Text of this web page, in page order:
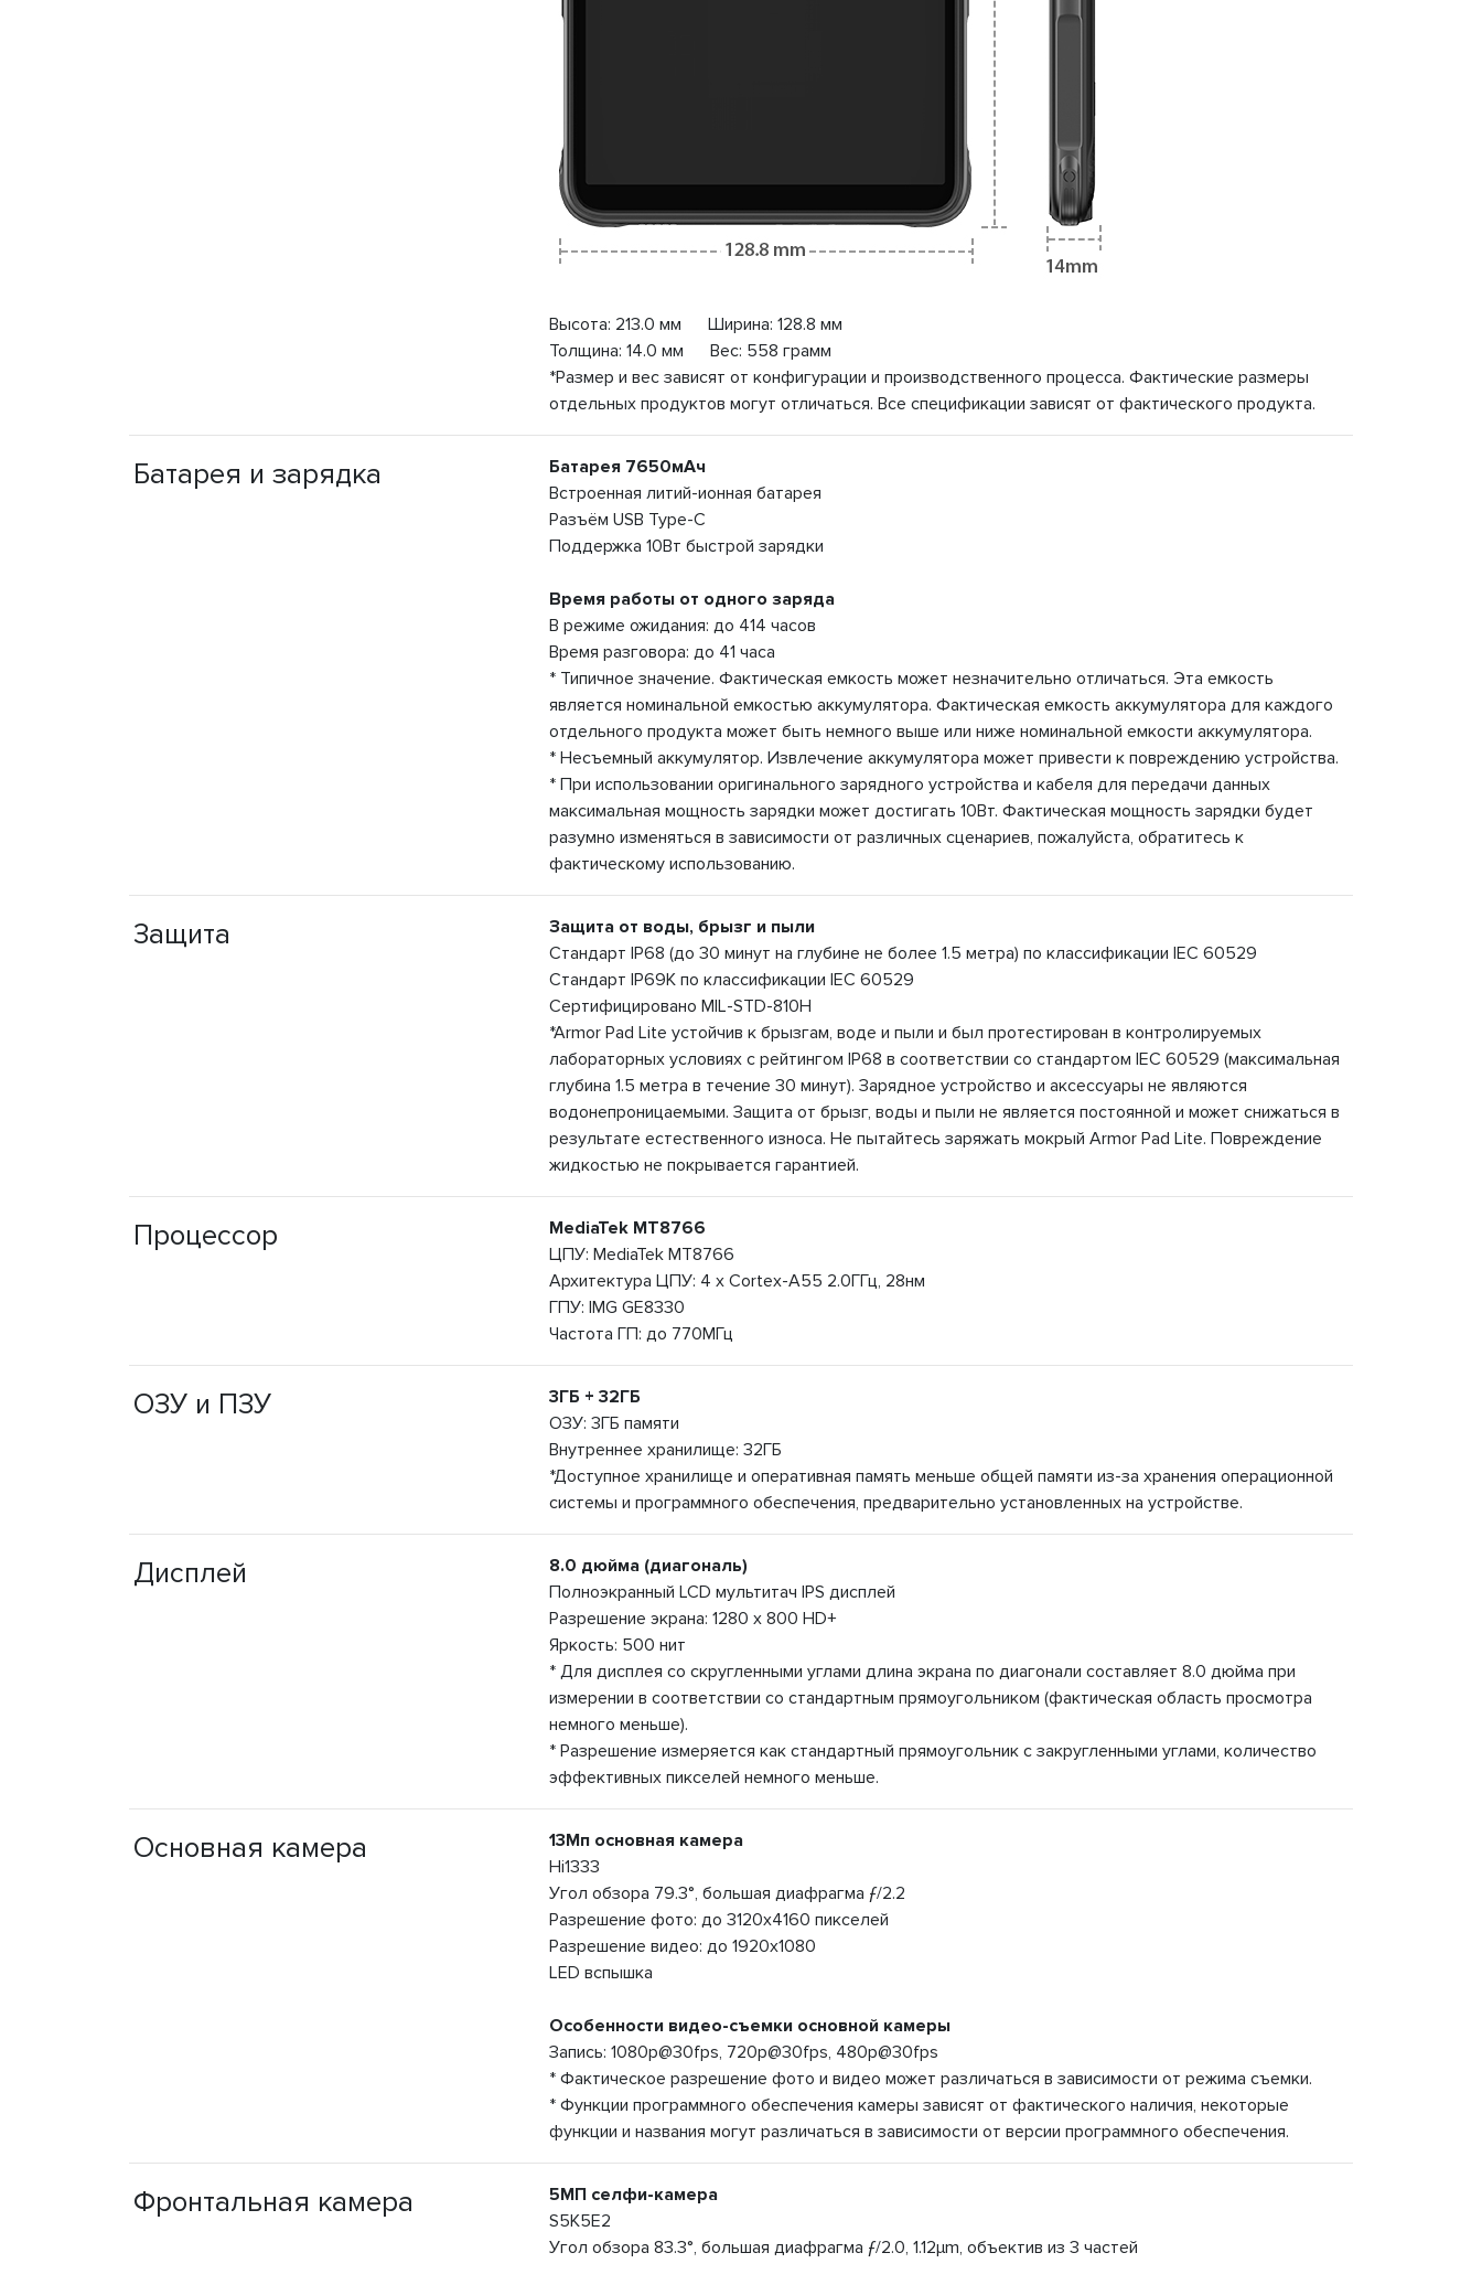
Высота: 213.0 мм Ширина: 128.8 мм
Толщина: 14.0 мм Вес: 558 грамм
*Размер и вес зависят от конфигурации и производственного процесса. Фактические размеры
отдельных продуктов могут отличаться. Все спецификации зависят от фактического продукта.
Батарея и зарядка
Батарея 7650мАч
Встроенная литий-ионная батарея
Разъём USB Type-C
Поддержка 10Вт быстрой зарядки
Время работы от одного заряда
В режиме ожидания: до 414 часов
Время разговора: до 41 часа
* Типичное значение. Фактическая емкость может незначительно отличаться. Эта емкость
является номинальной емкостью аккумулятора. Фактическая емкость аккумулятора для каждого
отдельного продукта может быть немного выше или ниже номинальной емкости аккумулятора.
* Несъемный аккумулятор. Извлечение аккумулятора может привести к повреждению устройства.
* При использовании оригинального зарядного устройства и кабеля для передачи данных
максимальная мощность зарядки может достигать 10Вт. Фактическая мощность зарядки будет
разумно изменяться в зависимости от различных сценариев, пожалуйста, обратитесь к
фактическому использованию.
Защита
Защита от воды, брызг и пыли
Стандарт IP68 (до 30 минут на глубине не более 1.5 метра) по классификации IEC 60529
Стандарт IP69K по классификации IEC 60529
Сертифицировано MIL-STD-810H
*Armor Pad Lite устойчив к брызгам, воде и пыли и был протестирован в контролируемых
лабораторных условиях с рейтингом IP68 в соответствии со стандартом IEC 60529 (максимальная
глубина 1.5 метра в течение 30 минут). Зарядное устройство и аксессуары не являются
водонепроницаемыми. Защита от брызг, воды и пыли не является постоянной и может снижаться в
результате естественного износа. Не пытайтесь заряжать мокрый Armor Pad Lite. Повреждение
жидкостью не покрывается гарантией.
Процессор
MediaTek MT8766
ЦПУ: MediaTek MT8766
Архитектура ЦПУ: 4 x Cortex-A55 2.0ГГц, 28нм
ГПУ: IMG GE8330
Частота ГП: до 770МГц
ОЗУ и ПЗУ
3ГБ + 32ГБ
ОЗУ: 3ГБ памяти
Внутреннее хранилище: 32ГБ
*Доступное хранилище и оперативная память меньше общей памяти из-за хранения операционной
системы и программного обеспечения, предварительно установленных на устройстве.
Дисплей
8.0 дюйма (диагональ)
Полноэкранный LCD мультитач IPS дисплей
Разрешение экрана: 1280 x 800 HD+
Яркость: 500 нит
* Для дисплея со скругленными углами длина экрана по диагонали составляет 8.0 дюйма при
измерении в соответствии со стандартным прямоугольником (фактическая область просмотра
немного меньше).
* Разрешение измеряется как стандартный прямоугольник с закругленными углами, количество
эффективных пикселей немного меньше.
Основная камера
13Мп основная камера
Hi1333
Угол обзора 79.3°, большая диафрагма ƒ/2.2
Разрешение фото: до 3120x4160 пикселей
Разрешение видео: до 1920x1080
LED вспышка
Особенности видео-съемки основной камеры
Запись: 1080p@30fps, 720p@30fps, 480p@30fps
* Фактическое разрешение фото и видео может различаться в зависимости от режима съемки.
* Функции программного обеспечения камеры зависят от фактического наличия, некоторые
функции и названия могут различаться в зависимости от версии программного обеспечения.
Фронтальная камера
5МП селфи-камера
S5K5E2
Угол обзора 83.3°, большая диафрагма ƒ/2.0, 1.12µm, объектив из 3 частей